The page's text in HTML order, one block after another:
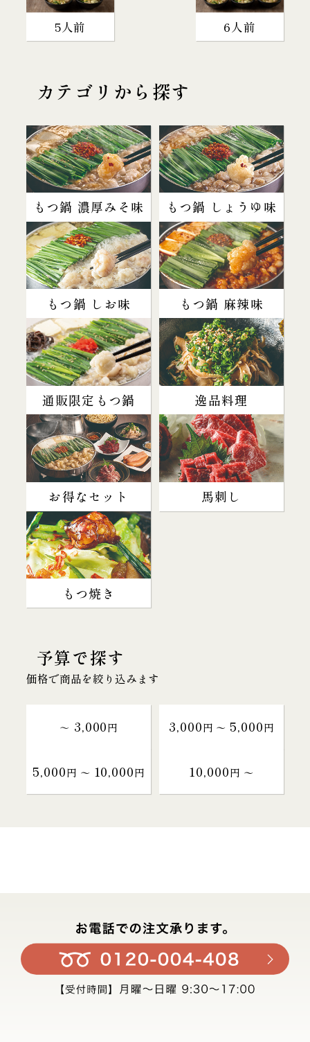
5人前 6人前
カテゴリから探す
もつ鍋 濃厚みそ味 もつ鍋 しょうゆ味
もつ鍋 しお味 もつ鍋 麻辣味
通販限定もつ鍋 逸品料理
お得なセット 馬刺し
もつ焼き
予算で探す
価格で商品を絞り込みます
～ 3,000円 3,000円 〜 5,000円
5,000円 〜 10,000円 10,000円 〜